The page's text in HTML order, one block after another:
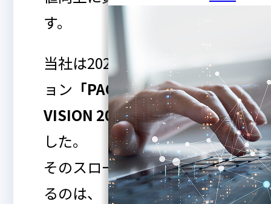
す。
当社は2024年に、長期ビジ
ョン 「PACIFIC SYSTEMS
VISION 2032」を策定しま
した。
そのスローガンとして掲げ
るのは、